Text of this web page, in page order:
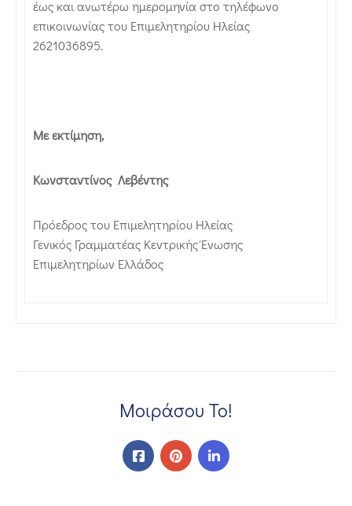
έως και ανωτέρω ημερομηνία στο τηλέφωνο
επικοινωνίας του Επιμελητηρίου Ηλείας
2621036895.
Με εκτίμηση,
Κωνσταντίνος Λεβέντης
Πρόεδρος του Επιμελητηρίου Ηλείας
Γενικός Γραμματέας Κεντρικής Ένωσης
Επιμελητηρίων Ελλάδος‍
Μοιράσου Το!